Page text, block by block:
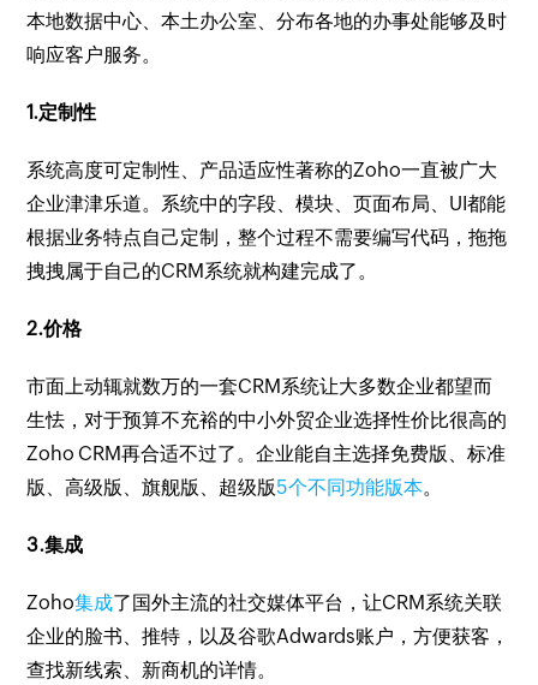
本地数据中心、本土办公室、分布各地的办事处能够及时
响应客户服务。
1.定制性
系统高度可定制性、产品适应性著称的Zoho一直被广大
企业津津乐道。系统中的字段、模块、页面布局、UI都能
根据业务特点自己定制，整个过程不需要编写代码，拖拖
拽拽属于自己的CRM系统就构建完成了。
2.价格
市面上动辄就数万的一套CRM系统让大多数企业都望而
生怯，对于预算不充裕的中小外贸企业选择性价比很高的
Zoho CRM再合适不过了。企业能自主选择免费版、标准
版、高级版、旗舰版、超级版5个不同功能版本。
3.集成
Zoho集成了国外主流的社交媒体平台，让CRM系统关联
企业的脸书、推特，以及谷歌Adwards账户，方便获客，
查找新线索、新商机的详情。